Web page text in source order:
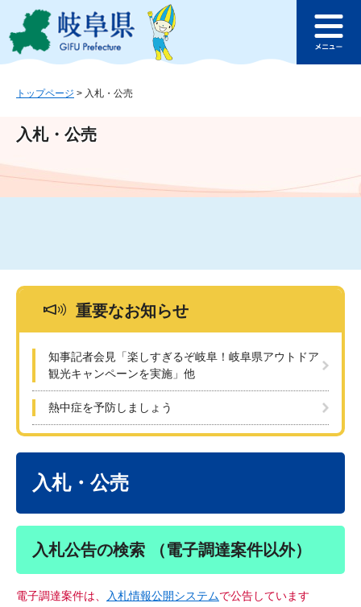
ジ
ュ
文
このページの本文へ
ュ
トップページ > 入札・公売
入札・公売
重要なお知らせ
知事記者会見「楽しすぎるぞ岐阜！岐阜県アウトドア
観光キャンペーンを実施」他
熱中症を予防しましょう
入札・公売
入札公告の検索 （電子調達案件以外）
電子調達案件は、 入札情報公開システムで公告しています